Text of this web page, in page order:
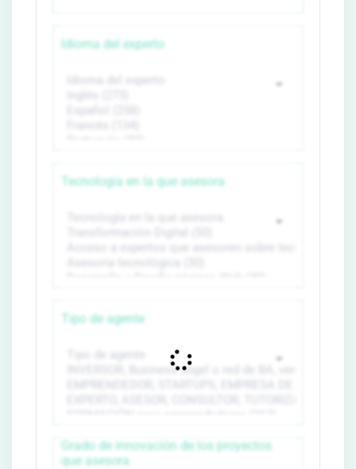
Idioma del experto
Tecnología en la que asesora
Tipo de agente
Grado de innovación de los proyectos
que asesora